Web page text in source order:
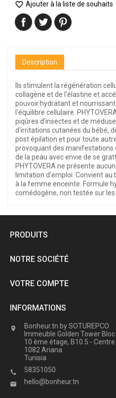
 Ajouter à la liste de souhaits
Description
Ils stimulent la régénération
collagène et de l'élastine et
pouvoir hydratant et
l'équilibre cellulaire.
piqûres d'insectes et de
d'irritations cutanées du bébé,
post épilation et pour toute
provoquant des manifestations
de la peau avec envie de se
PHYTOVERA ne présente
limitation d'emploi. Convient
à la femme enceinte. Formule
comédogène, non testée sur les
PRODUITS
NOTRE SOCIÉTÉ
VOTRE COMPTE
INFORMATIONS

Bonheur.tn by SOTUREPCO
Immeuble Golden Tower Bloc
10 ème étage, B10.5 - Centre
1082 Ariana
Tunisia
 58351050
 hello@bonheur.tn